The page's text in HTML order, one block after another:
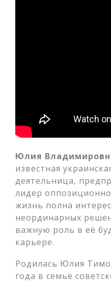
Юлия
известная
деятельница,
лидер
жизнь полна
неординарных
важную роль в её
карьере.
Родилась Юлия
года в семье